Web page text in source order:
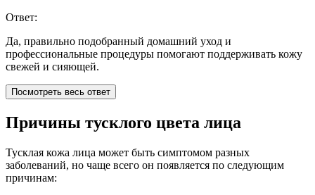
Ответ:
Да, правильно подобранный домашний уход и
профессиональные процедуры помогают поддерживать кожу
свежей и сияющей.
Посмотреть весь ответ
Причины тусклого цвета лица
Тусклая кожа лица может быть симптомом разных
заболеваний, но чаще всего он появляется по следующим
причинам: